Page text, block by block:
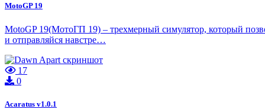
MotoGP 19
MotoGP 19(МотоГП 19) – трехмерный симулятор, который
и отправляйся навстре…
17
0
Acaratus v1.0.1